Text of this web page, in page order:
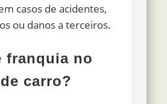
casos de acidentes,
ou danos a terceiros.
franquia no
carro?